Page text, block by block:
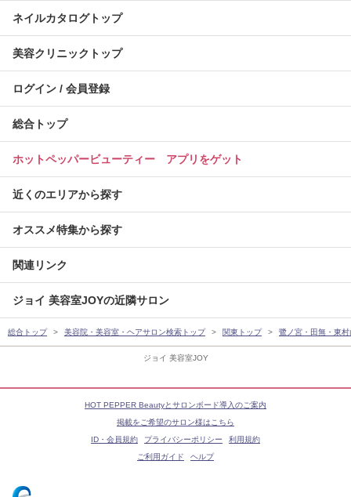
ジョイ 美容室JOY
ネイルカタログトップ
美容クリニックトップ
ログイン / 会員登録
総合トップ
ホットペッパービューティー アプリをゲット
近くのエリアから探す
オススメ特集から探す
関連リンク
ジョイ 美容室JOYの近隣サロン
総合トップ 美容院・美容室・ヘアサロン検索トップ 関東トップ 鷺ノ宮・田無・東
HOT PEPPER Beautyとサロンボード導入のご案内
掲載をご希望のサロン様はこちら
ID・会員規約
プライバシーポリシー
利用規約
ご利用ガイド
ヘルプ